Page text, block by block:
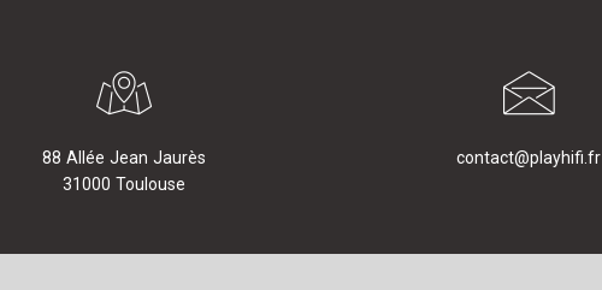
88 Allée Jean Jaurès
31000 Toulouse
contact@playhifi.fr